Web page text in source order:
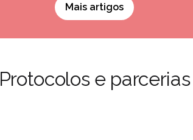
Mais artigos
Protocolos e parcerias